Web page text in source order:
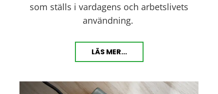
som ställs i vardagens och arbetslivets
användning.
LÄS MER...